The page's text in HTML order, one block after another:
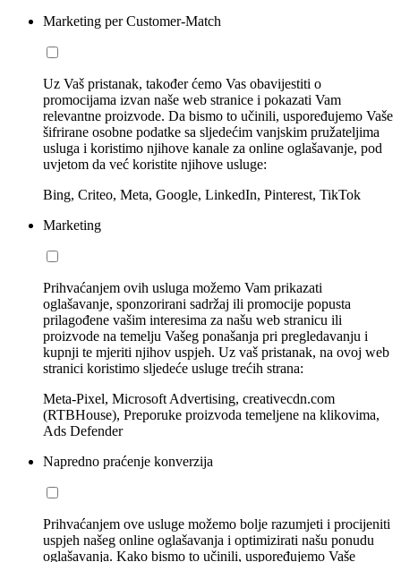
Marketing per Customer-Match
Uz Vaš pristanak, također ćemo Vas obavijestiti o
promocijama izvan naše web stranice i pokazati Vam
relevantne proizvode. Da bismo to učinili, uspoređujemo Vaše
šifrirane osobne podatke sa sljedećim vanjskim pružateljima
usluga i koristimo njihove kanale za online oglašavanje, pod
uvjetom da već koristite njihove usluge:
Bing, Criteo, Meta, Google, LinkedIn, Pinterest, TikTok
Marketing
Prihvaćanjem ovih usluga možemo Vam prikazati
oglašavanje, sponzorirani sadržaj ili promocije popusta
prilagođene vašim interesima za našu web stranicu ili
proizvode na temelju Vašeg ponašanja pri pregledavanju i
kupnji te mjeriti njihov uspjeh. Uz vaš pristanak, na ovoj web
stranici koristimo sljedeće usluge trećih strana:
Meta-Pixel, Microsoft Advertising, creativecdn.com
(RTBHouse), Preporuke proizvoda temeljene na klikovima,
Ads Defender
Napredno praćenje konverzija
Prihvaćanjem ove usluge možemo bolje razumjeti i procijeniti
uspjeh našeg online oglašavanja i optimizirati našu ponudu
oglašavanja. Kako bismo to učinili, uspoređujemo Vaše